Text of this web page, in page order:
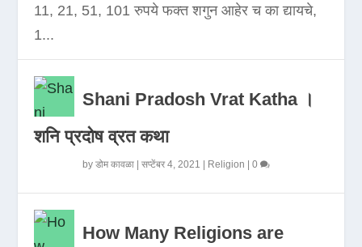
11, 21, 51, 101 रुपये फक्त शगुन आहेर च का द्यायचे,
1...
Shani Pradosh Vrat Katha ।
शनि प्रदोष व्रत कथा
byडोम कावळा |सप्टेंबर 4, 2021 Religion |0
How Many Religions are